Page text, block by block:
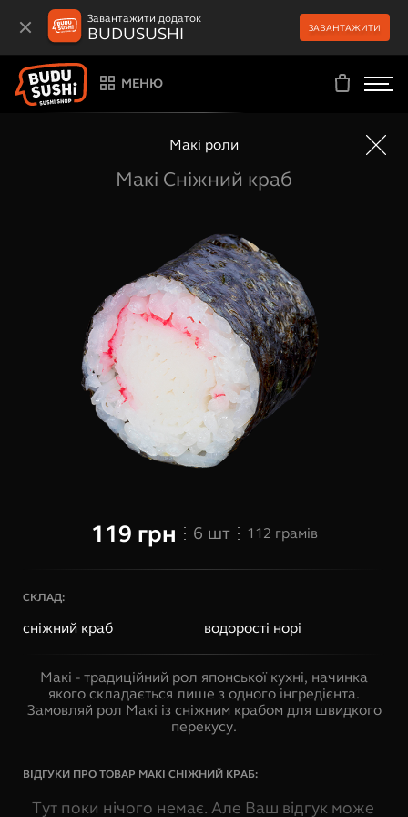
Завантажити додаток
BUDUSUSHI ЗАВАНТАЖИТИ
МЕНЮ
Макі роли
Макі Сніжний краб
119 грн 6 шт 112 грамів
СКЛАД:
сніжний краб водорості норі
Макі - традиційний рол японської кухні, начинка
якого складається лише з одного інгредієнта.
Замовляй рол Макі із сніжним крабом для швидкого
перекусу.
ВІДГУКИ ПРО ТОВАР МАКІ СНІЖНИЙ КРАБ:
Тут поки нічого немає. Але Ваш відгук може